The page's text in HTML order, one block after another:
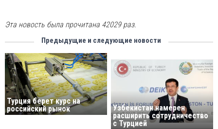
Эта новость была прочитана 42029 раз.
Предыдущие и следующие новости
Турция берет курс на
российский рынок
Узбекистан намерен
расширить сотрудничество
с Турцией